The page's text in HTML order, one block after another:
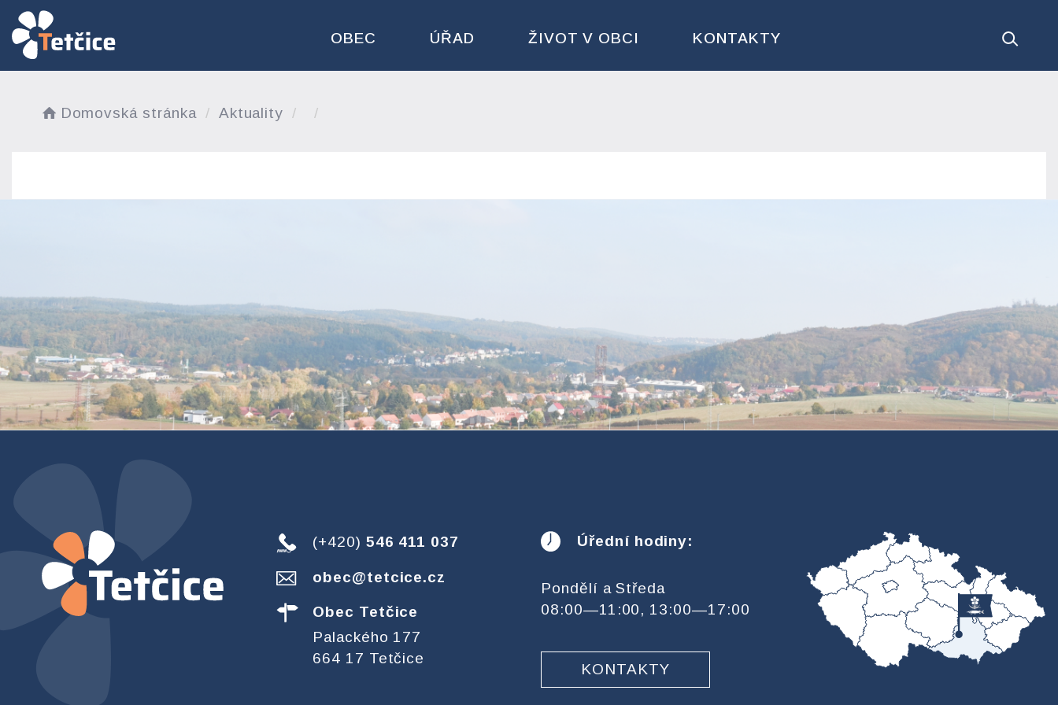
OBEC ÚŘAD ŽIVOT V OBCI KONTAKTY
Domovská stránka Aktuality
(+420) 546 411 037
obec@tetcice.cz
Obec Tetčice
Palackého 177
664 17 Tetčice
Úřední hodiny:
Pondělí a Středa
08:00—11:00, 13:00—17:00
KONTAKTY